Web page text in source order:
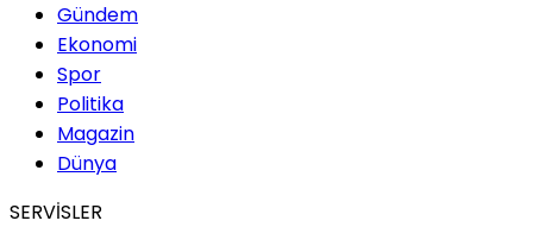
Gündem
Ekonomi
Spor
Politika
Magazin
Dünya
SERVİSLER